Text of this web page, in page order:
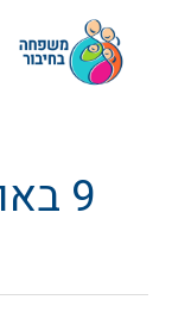
9 באוקטובר 2020